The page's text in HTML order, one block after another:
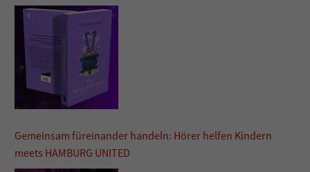
Gemeinsam füreinander handeln: Hörer helfen Kindern
meets HAMBURG UNITED